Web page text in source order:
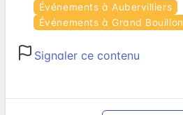
Événements à Aubervilliers
Événements à Grand Bouillon
Signaler ce contenu